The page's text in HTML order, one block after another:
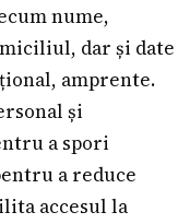
nume,
dar și date
amprente.
și
a spori
a reduce
accesul la